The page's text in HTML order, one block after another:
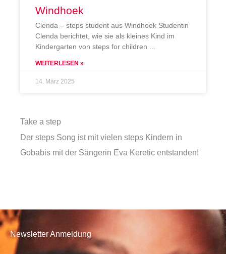
Windhoek
Clenda – steps student aus Windhoek Studentin
Clenda berichtet, wie sie als kleines Kind im
Kindergarten von steps for children
WEITERLESEN »
14. März 2025
Take a step
Der steps Song ist mit vielen steps Kindern in
Gobabis mit der Sängerin Eva Keretic entstanden!
Newsletter Anmeldung